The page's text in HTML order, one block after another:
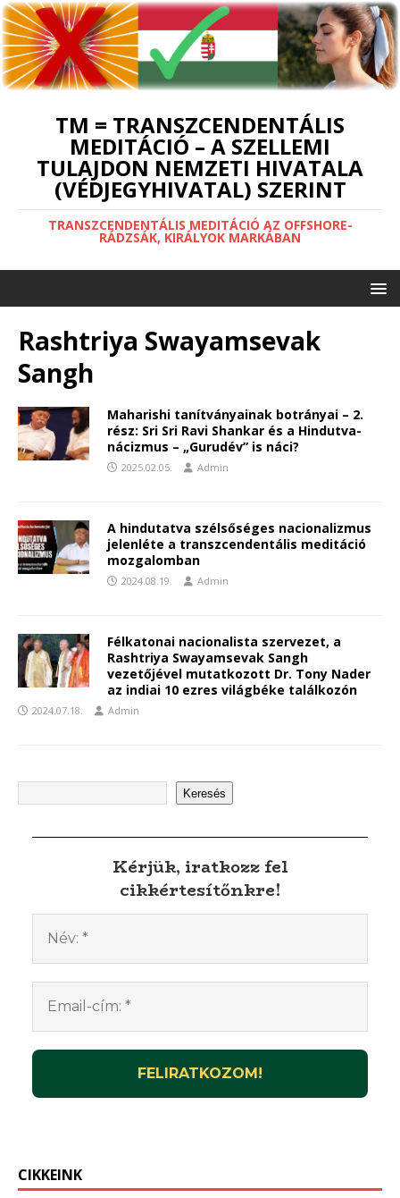
TM = TRANSZCENDENTÁLIS
MEDITÁCIÓ – A SZELLEMI
TULAJDON NEMZETI HIVATALA
(VÉDJEGYHIVATAL) SZERINT
TRANSZCENDENTÁLIS MEDITÁCIÓ AZ OFFSHORE-
RÁDZSÁK, KIRÁLYOK MARKÁBAN
Rashtriya Swayamsevak
Sangh
Maharishi tanítványainak botrányai – 2.
rész: Sri Sri Ravi Shankar és a Hindutva-
nácizmus – „Gurudév” is náci?
2025.02.05. Admin
A hindutatva szélsőséges nacionalizmus
jelenléte a transzcendentális meditáció
mozgalomban
2024.08.19. Admin
Félkatonai nacionalista szervezet, a
Rashtriya Swayamsevak Sangh
vezetőjével mutatkozott Dr. Tony Nader
az indiai 10 ezres világbéke találkozón
2024.07.18. Admin
Keresés
Kérjük, iratkozz fel
cikkértesítőnkre!
CIKKEINK